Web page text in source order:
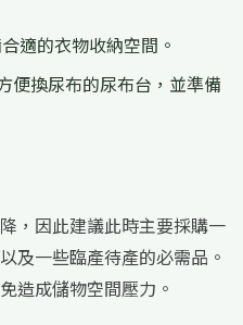
適的衣物收納空間。
便換尿布的尿布台，並準備
，因此建議此時主要採購一
及一些臨產待產的必需品。
造成儲物空間壓力。